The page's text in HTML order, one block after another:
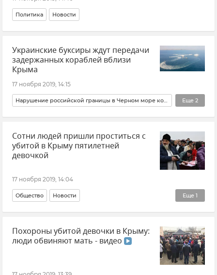
Политика Новости
Украинские буксиры ждут передачи
задержанных кораблей вблизи
Крыма
17 ноября 2019, 14:15
Еще 2
Нарушение российской границы в Черном море кораблями ВМС Украины
Политика Новости
Сотни людей пришли проститься с
убитой в Крыму пятилетней
девочкой
17 ноября 2019, 14:04
Еще 1
Общество Новости
Убийство пятилетней Даши Пилипенко
Похороны убитой девочки в Крыму:
люди обвиняют мать - видео